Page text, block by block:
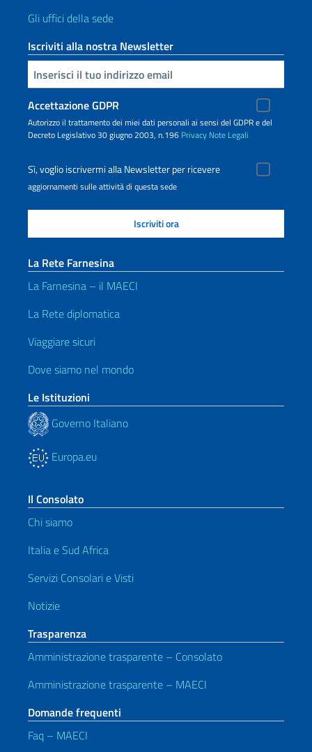
Gli uffici della sede
Iscriviti alla nostra Newsletter
Inserisci la tua email
Accettazione GDPR
Autorizzo il trattamento dei miei dati personali ai sensi del GDPR e del
Decreto Legislativo 30 giugno 2003, n.196 Privacy Note Legali
Sì, voglio iscrivermi alla Newsletter per ricevere
aggiornamenti sulle attività di questa sede
La Rete Farnesina
La Farnesina – il MAECI
La Rete diplomatica
Viaggiare sicuri
Dove siamo nel mondo
Le Istituzioni
Governo Italiano
Europa.eu
Il Consolato
Chi siamo
Italia e Sud Africa
Servizi Consolari e Visti
Notizie
Trasparenza
Amministrazione trasparente – Consolato
Amministrazione trasparente – MAECI
Domande frequenti
Faq – MAECI